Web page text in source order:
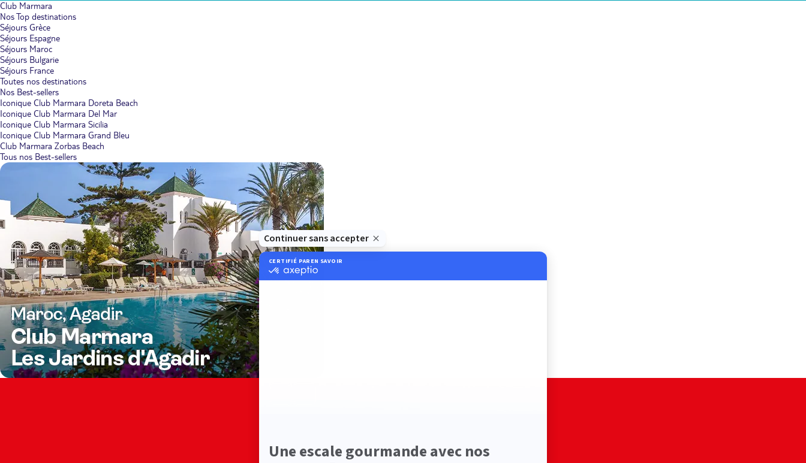
Club Marmara
Nos Top destinations
Séjours Grèce
Séjours Espagne
Séjours Maroc
Séjours Bulgarie
Séjours France
Toutes nos destinations
Nos Best-sellers
Iconique Club Marmara Doreta Beach
Iconique Club Marmara Del Mar
Iconique Club Marmara Sicilia
Iconique Club Marmara Grand Bleu
Club Marmara Zorbas Beach
Tous nos Best-sellers